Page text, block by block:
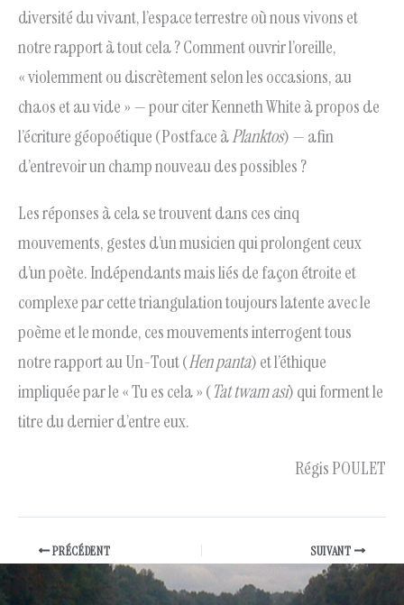
diversité du vivant, l’espace terrestre où nous vivons et
notre rapport à tout cela ? Comment ouvrir l’oreille,
« violemment ou discrètement selon les occasions, au
chaos et au vide » — pour citer Kenneth White à propos de
l’écriture géopoétique (Postface àPlanktos) — afin
d’entrevoir un champ nouveau des possibles ?
Les réponses à cela se trouvent dans ces cinq
mouvements, gestes d’un musicien qui prolongent ceux
d’un poète. Indépendants mais liés de façon étroite et
complexe par cette triangulation toujours latente avec le
poème et le monde, ces mouvements interrogent tous
notre rapport au Un-Tout (Hen panta) et l’éthique
impliquée par le « Tu es cela » (Tat twam asi) qui forment le
titre du dernier d’entre eux.
Régis POULET
PRÉCÉDENT SUIVANT